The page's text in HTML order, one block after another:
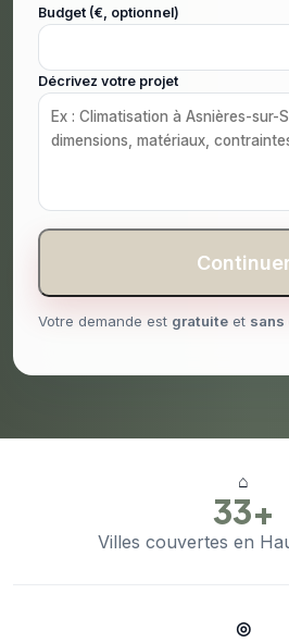
Budget (€, optionnel)
Décrivez votre projet
Votre demande est gratuite et sans
⌂
33+
Villes couvertes en
◎